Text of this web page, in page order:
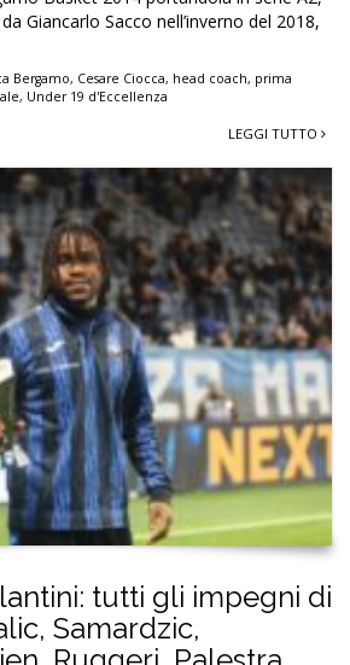
Giancarlo Sacco nell’inverno del 2018,
Bergamo, Cesare Ciocca, head coach, prima
, Under 19 d'Eccellenza
LEGGI TUTTO
tutti gli impegni di
Samardzic,